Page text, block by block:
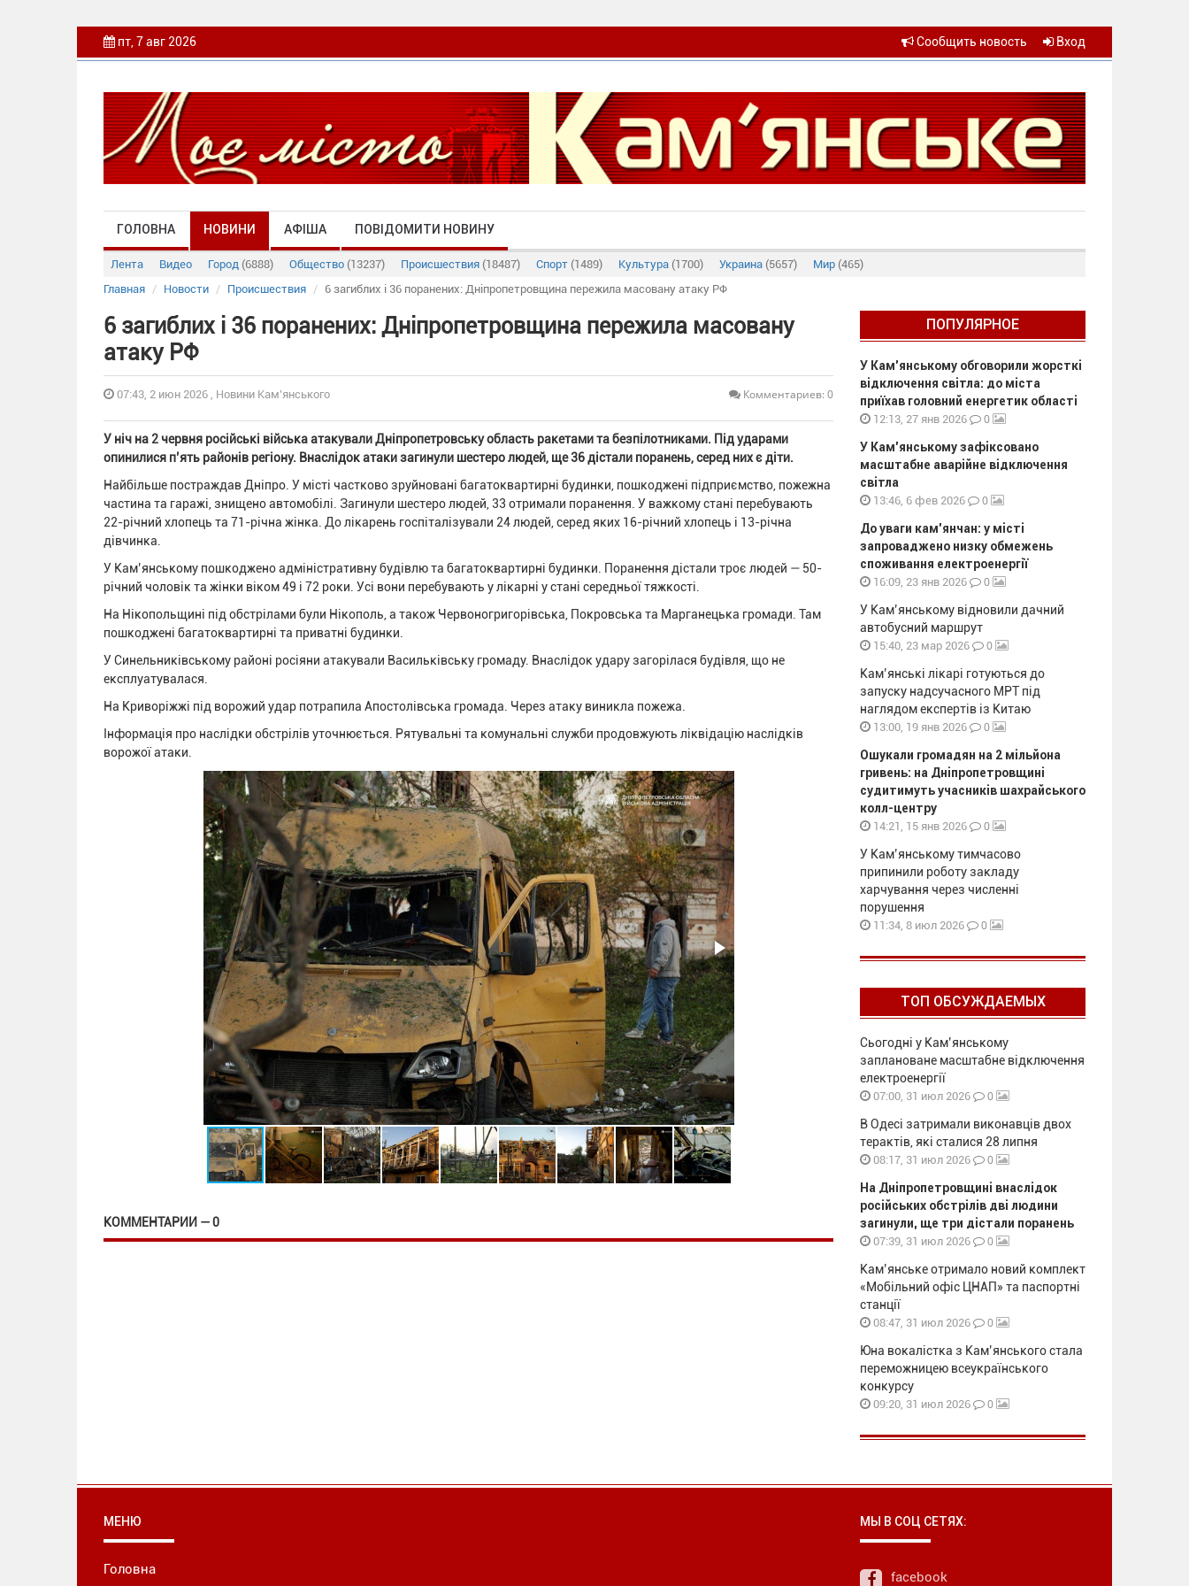
пт, 7 авг 2026 Сообщить новость Вход
ГОЛОВНА НОВИНИ АФІША ПОВІДОМИТИ НОВИНУ
Лента Видео Город (6888) Общество (13237) Происшествия (18487) Спорт (1489) Культура (1700) Украина (5657) Мир (465)
Главная
Новости Происшествия 6 загиблих і 36 поранених: Дніпропетровщина пережила масовану атаку РФ
6 загиблих і 36 поранених: Дніпропетровщина пережила масовану
атаку РФ
07:43, 2 июн 2026 , Новини Кам'янського Комментариев: 0
У ніч на 2 червня російські війська атакували Дніпропетровську область ракетами та безпілотниками. Під ударами
опинилися п’ять районів регіону. Внаслідок атаки загинули шестеро людей, ще 36 дістали поранень, серед них є діти.
Найбільше постраждав Дніпро. У місті частково зруйновані багатоквартирні будинки, пошкоджені підприємство, пожежна
частина та гаражі, знищено автомобілі. Загинули шестеро людей, 33 отримали поранення. У важкому стані перебувають
22-річний хлопець та 71-річна жінка. До лікарень госпіталізували 24 людей, серед яких 16-річний хлопець і 13-річна
дівчинка.
У Кам’янському пошкоджено адміністративну будівлю та багатоквартирні будинки. Поранення дістали троє людей — 50-
річний чоловік та жінки віком 49 і 72 роки. Усі вони перебувають у лікарні у стані середньої тяжкості.
На Нікопольщині під обстрілами були Нікополь, а також Червоногригорівська, Покровська та Марганецька громади. Там
пошкоджені багатоквартирні та приватні будинки.
У Синельниківському районі росіяни атакували Васильківську громаду. Внаслідок удару загорілася будівля, що не
експлуатувалася.
На Криворіжжі під ворожий удар потрапила Апостолівська громада. Через атаку виникла пожежа.
Інформація про наслідки обстрілів уточнюється. Рятувальні та комунальні служби продовжують ліквідацію наслідків
ворожої атаки.
КОММЕНТАРИИ — 0
ПОПУЛЯРНОЕ
У Кам’янському обговорили жорсткі
відключення світла: до міста
приїхав головний енергетик області
12:13, 27 янв 2026 0
У Кам’янському зафіксовано
масштабне аварійне відключення
світла
13:46, 6 фев 2026 0
До уваги кам’янчан: у місті
запроваджено низку обмежень
споживання електроенергії
16:09, 23 янв 2026 0
У Кам’янському відновили дачний
автобусний маршрут
15:40, 23 мар 2026 0
Кам’янські лікарі готуються до
запуску надсучасного МРТ під
наглядом експертів із Китаю
13:00, 19 янв 2026 0
Ошукали громадян на 2 мільйона
гривень: на Дніпропетровщині
судитимуть учасників шахрайського
колл-центру
14:21, 15 янв 2026 0
У Кам’янському тимчасово
припинили роботу закладу
харчування через численні
порушення
11:34, 8 июл 2026 0
ТОП ОБСУЖДАЕМЫХ
Сьогодні у Кам’янському
заплановане масштабне відключення
електроенергії
07:00, 31 июл 2026 0
В Одесі затримали виконавців двох
терактів, які сталися 28 липня
08:17, 31 июл 2026 0
На Дніпропетровщині внаслідок
російських обстрілів дві людини
загинули, ще три дістали поранень
07:39, 31 июл 2026 0
Кам’янське отримало новий комплект
«Мобільний офіс ЦНАП» та паспортні
станції
08:47, 31 июл 2026 0
Юна вокалістка з Кам’янського стала
переможницею всеукраїнського
конкурсу
09:20, 31 июл 2026 0
МЕНЮ
Головна
МЫ В СОЦ СЕТЯХ:
facebook